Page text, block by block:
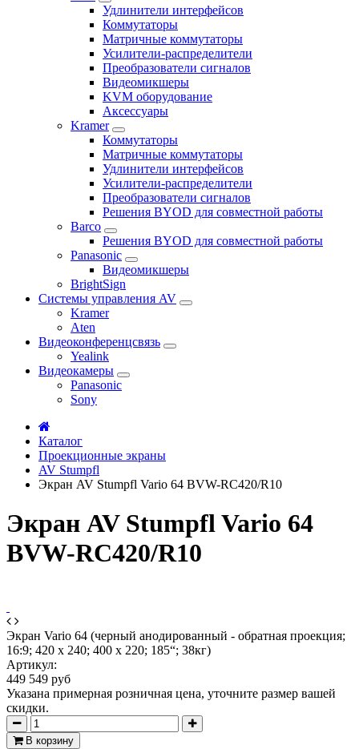
Удлинители интерфейсов
Коммутаторы
Матричные коммутаторы
Усилители-распределители
Преобразователи сигналов
Видеомикшеры
KVM оборудование
Аксессуары
Kramer
Коммутаторы
Матричные коммутаторы
Удлинители интерфейсов
Усилители-распределители
Преобразователи сигналов
Решения BYOD для совместной работы
Barco
Решения BYOD для совместной работы
Panasonic
Видеомикшеры
BrightSign
Системы управления AV
Kramer
Aten
Видеоконференцсвязь
Yealink
Видеокамеры
Panasonic
Sony
Каталог
Проекционные экраны
AV Stumpfl
Экран AV Stumpfl Vario 64 BVW-RC420/R10
Экран AV Stumpfl Vario 64
BVW-RC420/R10
Экран Vario 64 (черный анодированный - обратная проекция;
16:9; 420 x 240; 400 x 220; 185“; 38кг)
Артикул:
449 549 руб
Указана примерная розничная цена, уточните размер вашей
скидки.
В корзину